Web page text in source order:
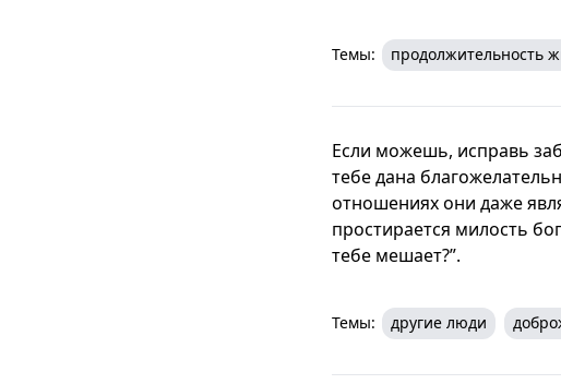
Темы: продолжительность
Если можешь, исправь
тебе дана
отношениях они даже
простирается милость
тебе мешает?”.
Темы: другие люди